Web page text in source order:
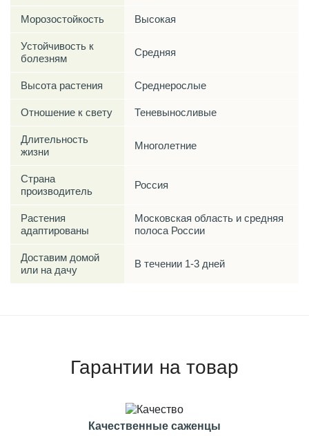
Морозостойкость Высокая
Устойчивость к
болезням
Средняя
Высота растения Среднерослые
Отношение к свету Теневыносливые
Длительность
жизни
Многолетние
Страна
производитель
Россия
Растения
адаптированы
Московская область и средняя
полоса России
Доставим домой
или на дачу
В течении 1-3 дней
Гарантии на товар
Качественные саженцы